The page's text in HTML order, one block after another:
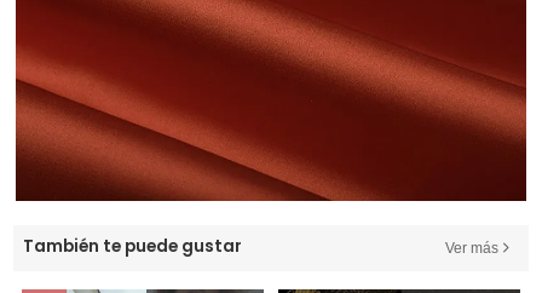
También te puede gustar Ver más